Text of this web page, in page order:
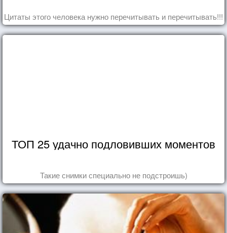
Цитаты этого человека нужно перечитывать и перечитывать!!!
ТОП 25 удачно подловивших моментов
Такие снимки специально не подстроишь)